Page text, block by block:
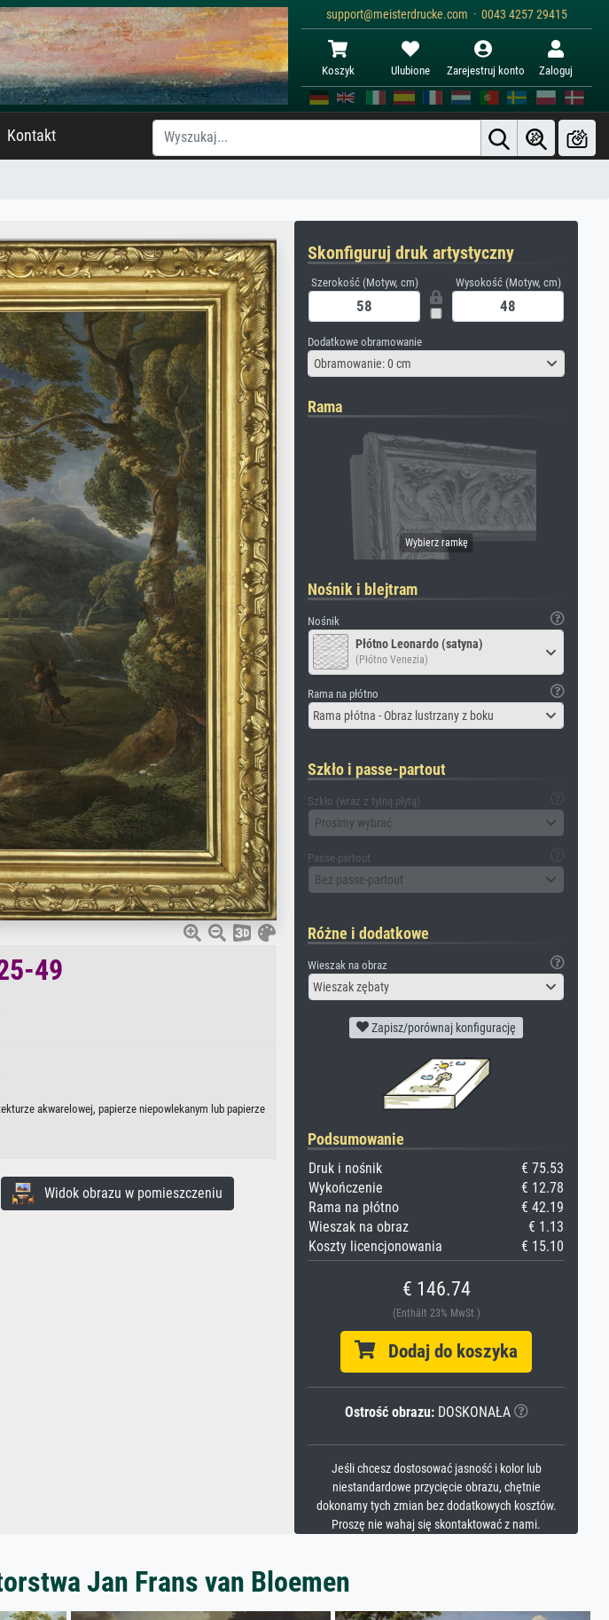
support@meisterdrucke.com · 0043 4257 29415
Koszyk Ulubione Zarejestruj konto Zaloguj
Kontakt
49
akwarelowej, papierze niepowlekanym lub papierze
Widok obrazu w pomieszczeniu
Skonfiguruj druk artystyczny
Szerokość (Motyw, cm) Wysokość (Motyw, cm)
Dodatkowe obramowanie
Obramowanie: 0 cm
Rama
Nośnik i blejtram
Nośnik
Płótno Leonardo (satyna)
(Płótno Venezia)
Rama na płótno
Rama płótna - Obraz lustrzany z boku
Szkło i passe-partout
Szkło (wraz z tylną płytą)
Prosimy wybrać
Passe-partout
Bez passe-partout
Różne i dodatkowe
Wieszak na obraz
Wieszak zębaty
Zapisz/porównaj konfigurację
Podsumowanie
Druk i nośnik
€ 75.53
Wykończenie
€ 12.78
Rama na płótno
€ 42.19
Wieszak na obraz
€ 1.13
Koszty licencjonowania
€ 15.10
€ 146.74
(Enthält 23% MwSt.)
Dodaj do koszyka
Ostrość obrazu:DOSKONAŁA
Jeśli chcesz dostosować jasność i kolor lub
niestandardowe przycięcie obrazu, chętnie
dokonamy tych zmian bez dodatkowych kosztów.
Proszę nie wahaj się skontaktować z nami.
Jan Frans van Bloemen